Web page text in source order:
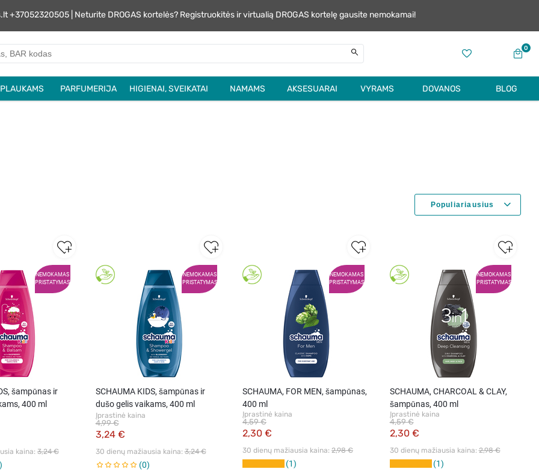
+37052320505 | Neturite DROGAS kortelės? Registruokitės ir virtualią DROGAS kortelę gausite nemokamai!
0
PLAUKAMS PARFUMERIJA HIGIENAI, SVEIKATAI NAMAMS AKSESUARAI VYRAMS DOVANOS BLOG
NEMOKAMAS
PRISTATYMAS
šampūnas ir
400 ml
kaina: 3,24 €
NEMOKAMAS
PRISTATYMAS
SCHAUMA KIDS, šampūnas ir
dušo gelis vaikams, 400 ml
Įprastinė kaina
3,24 €
4,99 €
30 dienų mažiausia kaina: 3,24 €
0
NEMOKAMAS
PRISTATYMAS
SCHAUMA, FOR MEN, šampūnas,
400 ml
Įprastinė kaina
2,30 €
4,59 €
30 dienų mažiausia kaina: 2,98 €
1
NEMOKAMAS
PRISTATYMAS
SCHAUMA, CHARCOAL & CLAY,
šampūnas, 400 ml
Įprastinė kaina
2,30 €
4,59 €
30 dienų mažiausia kaina: 2,98 €
1